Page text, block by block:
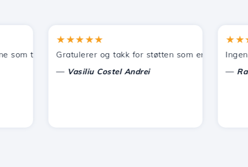
tilbys av Hostico. Jeg har anbefalt dere til andre bekjente.
★★★★★
Gratulerer og takk for støtten som er gitt!
Vasiliu Costel Andrei Radu